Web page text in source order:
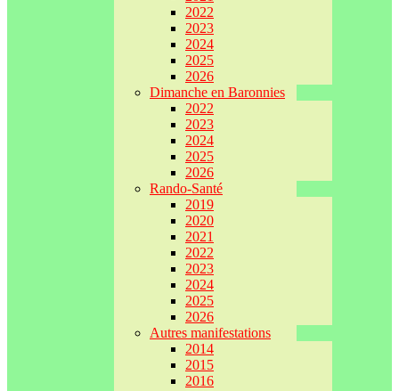
2022
2023
2024
2025
2026
Dimanche en Baronnies
2022
2023
2024
2025
2026
Rando-Santé
2019
2020
2021
2022
2023
2024
2025
2026
Autres manifestations
2014
2015
2016